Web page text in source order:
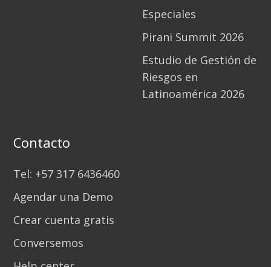
Especiales
Pirani Summit 2026
Estudio de Gestión de
Riesgos en
Latinoamérica 2026
Contacto
Tel: +57 317 6436460
Agendar una Demo
Crear cuenta gratis
Conversemos